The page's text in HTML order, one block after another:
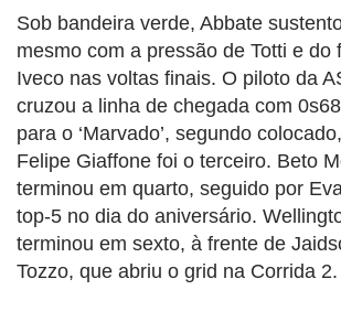
Sob bandeira verde, Abbate
mesmo com a pressão de Totti e do
Iveco nas voltas finais. O piloto da
cruzou a linha de chegada com
para o ‘Marvado’, segundo
Felipe Giaffone foi o terceiro. Beto
terminou em quarto, seguido por
top-5 no dia do aniversário.
terminou em sexto, à frente de
Tozzo, que abriu o grid na Corrida 2.